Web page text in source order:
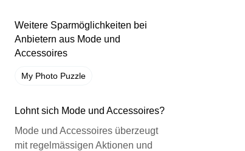
Weitere Sparmöglichkeiten bei
Anbietern aus Mode und
Accessoires
My Photo Puzzle
Lohnt sich Mode und Accessoires?
Mode und Accessoires überzeugt
mit regelmässigen Aktionen und